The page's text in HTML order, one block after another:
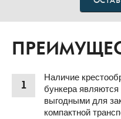
1
Наличие
бункера
выгодными для
компактной